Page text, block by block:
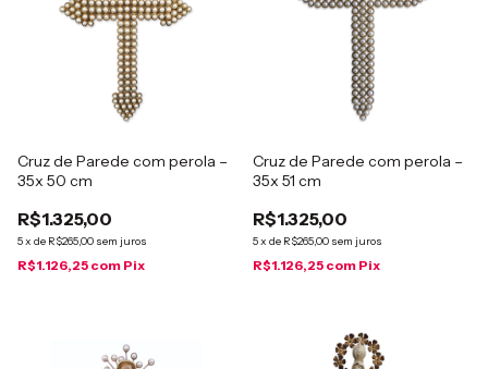
Cruz de Parede com perola –
35x 50 cm
R$1.325,00
5x de R$265,00 sem juros
R$1.126,25 com Pix
Cruz de Parede com perola –
35x 51 cm
R$1.325,00
5x de R$265,00 sem juros
R$1.126,25 com Pix